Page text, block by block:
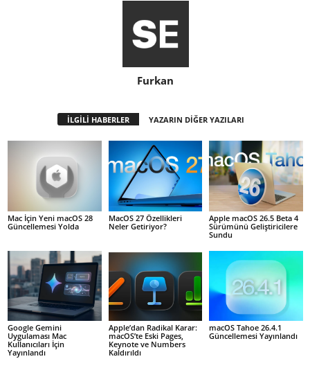
Furkan
İLGİLİ HABERLER YAZARIN DİĞER YAZILARI
Mac İçin Yeni macOS 28
Güncellemesi Yolda
MacOS 27 Özellikleri
Neler Getiriyor?
Apple macOS 26.5 Beta 4
Sürümünü Geliştiricilere
Sundu
Google Gemini
Uygulaması Mac
Kullanıcıları İçin
Yayınlandı
Apple’dan Radikal Karar:
macOS’te Eski Pages,
Keynote ve Numbers
Kaldırıldı
macOS Tahoe 26.4.1
Güncellemesi Yayınlandı